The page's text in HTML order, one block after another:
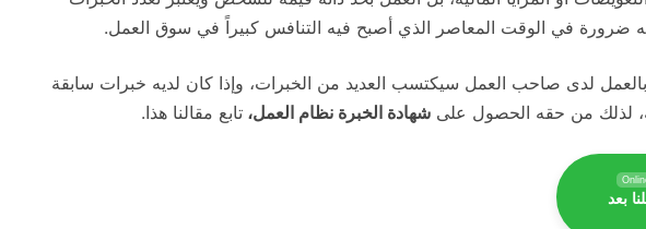
ضرورة في الوقت المعاصر الذي أصبح فيه التنافس كبيراً في سوق العمل.
لدى صاحب العمل سيكتسب العديد من الخبرات، وإذا كان لديه خبرات سابقة
لذلك من حقه الحصول على شهادة الخبرة نظام العمل، تابع مقالنا هذا.
بعد